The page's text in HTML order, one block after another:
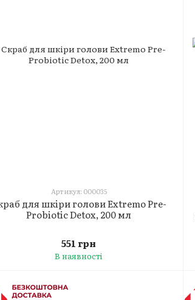
Артикул: 000035
для шкіри голови Extremo Pre-
Probiotic Detox, 200 мл
551 грн
В наявності